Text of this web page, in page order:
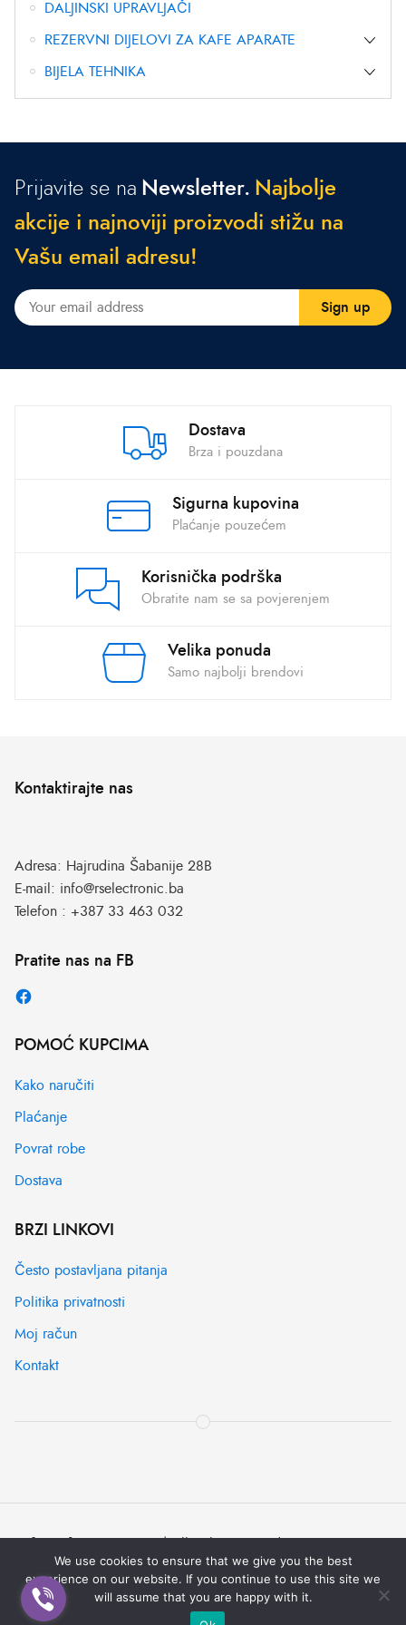
DALJINSKI UPRAVLJAČI
REZERVNI DIJELOVI ZA KAFE APARATE
BIJELA TEHNIKA
Prijavite se na Newsletter. Naj bo je
a kcije i najnoviji proizvod i stižu na
Vašu emai ad resu!
Dostava
Brza i pouzdana
Sigurna kupovina
Plaćanje pouzećem
Korisnička podrška
Obratite nam se sa povjerenjem
Velika ponuda
Samo najbolji brendovi
Kontaktirajte nas
Adresa: Hajrudina Šabanije 28B
E-mail: info@rselectronic.ba
Telefon : +387 33 463 032
Pratite nas na FB
POMOĆ KUPCIMA
Kako naručiti
Plaćanje
Povrat robe
Dostava
BRZI LINKOVI
Često postavljana pitanja
Politika privatnosti
Moj račun
Kontakt
Pravila korištenja
Pomoć Obavijest o privatnosti
We use cookies to ensure that we give you the best
experience on our website. If you continue to use this site we
will assume that you are happy with it.